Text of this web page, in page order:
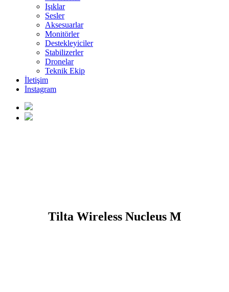
Işıklar
Sesler
Aksesuarlar
Monitörler
Destekleyiciler
Stabilizerler
Dronelar
Teknik Ekip
İletişim
İnstagram
Tilta Wireless Nucleus M